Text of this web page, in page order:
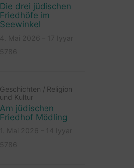
Die drei jüdischen
Friedhöfe im
Seewinkel
Geschichten / Religion
und Kultur
Am jüdischen
Friedhof Mödling